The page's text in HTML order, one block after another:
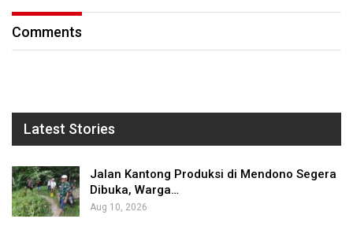
Comments
Latest Stories
Jalan Kantong Produksi di Mendono Segera
Dibuka, Warga…
Aug 10, 2026